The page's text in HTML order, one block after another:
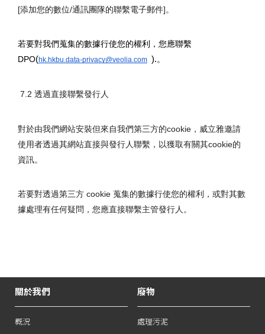
[添加您的數位/通訊團隊的聯繫電子郵件]。
若要對我們蒐集的數據行使您的權利，您應聯繫
DPO(hk.hkbu.data-privacy@veolia.com ).。
7.2 透過直接聯繫發行人
對於由我們網站安裝但來自我們第三方的cookie，威立雅邀請
使用者透過其網站直接與發行人聯繫，以獲取有關其cookie的
資訊。
若要對透過第三方 cookie 蒐集的數據行使您的權利，或對其數
據處理有任何疑問，您應直接聯繫主管發行人。
關於我們
概況
廢物
處理污泥